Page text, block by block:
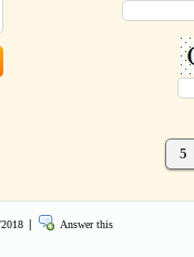
5
AM Answer this